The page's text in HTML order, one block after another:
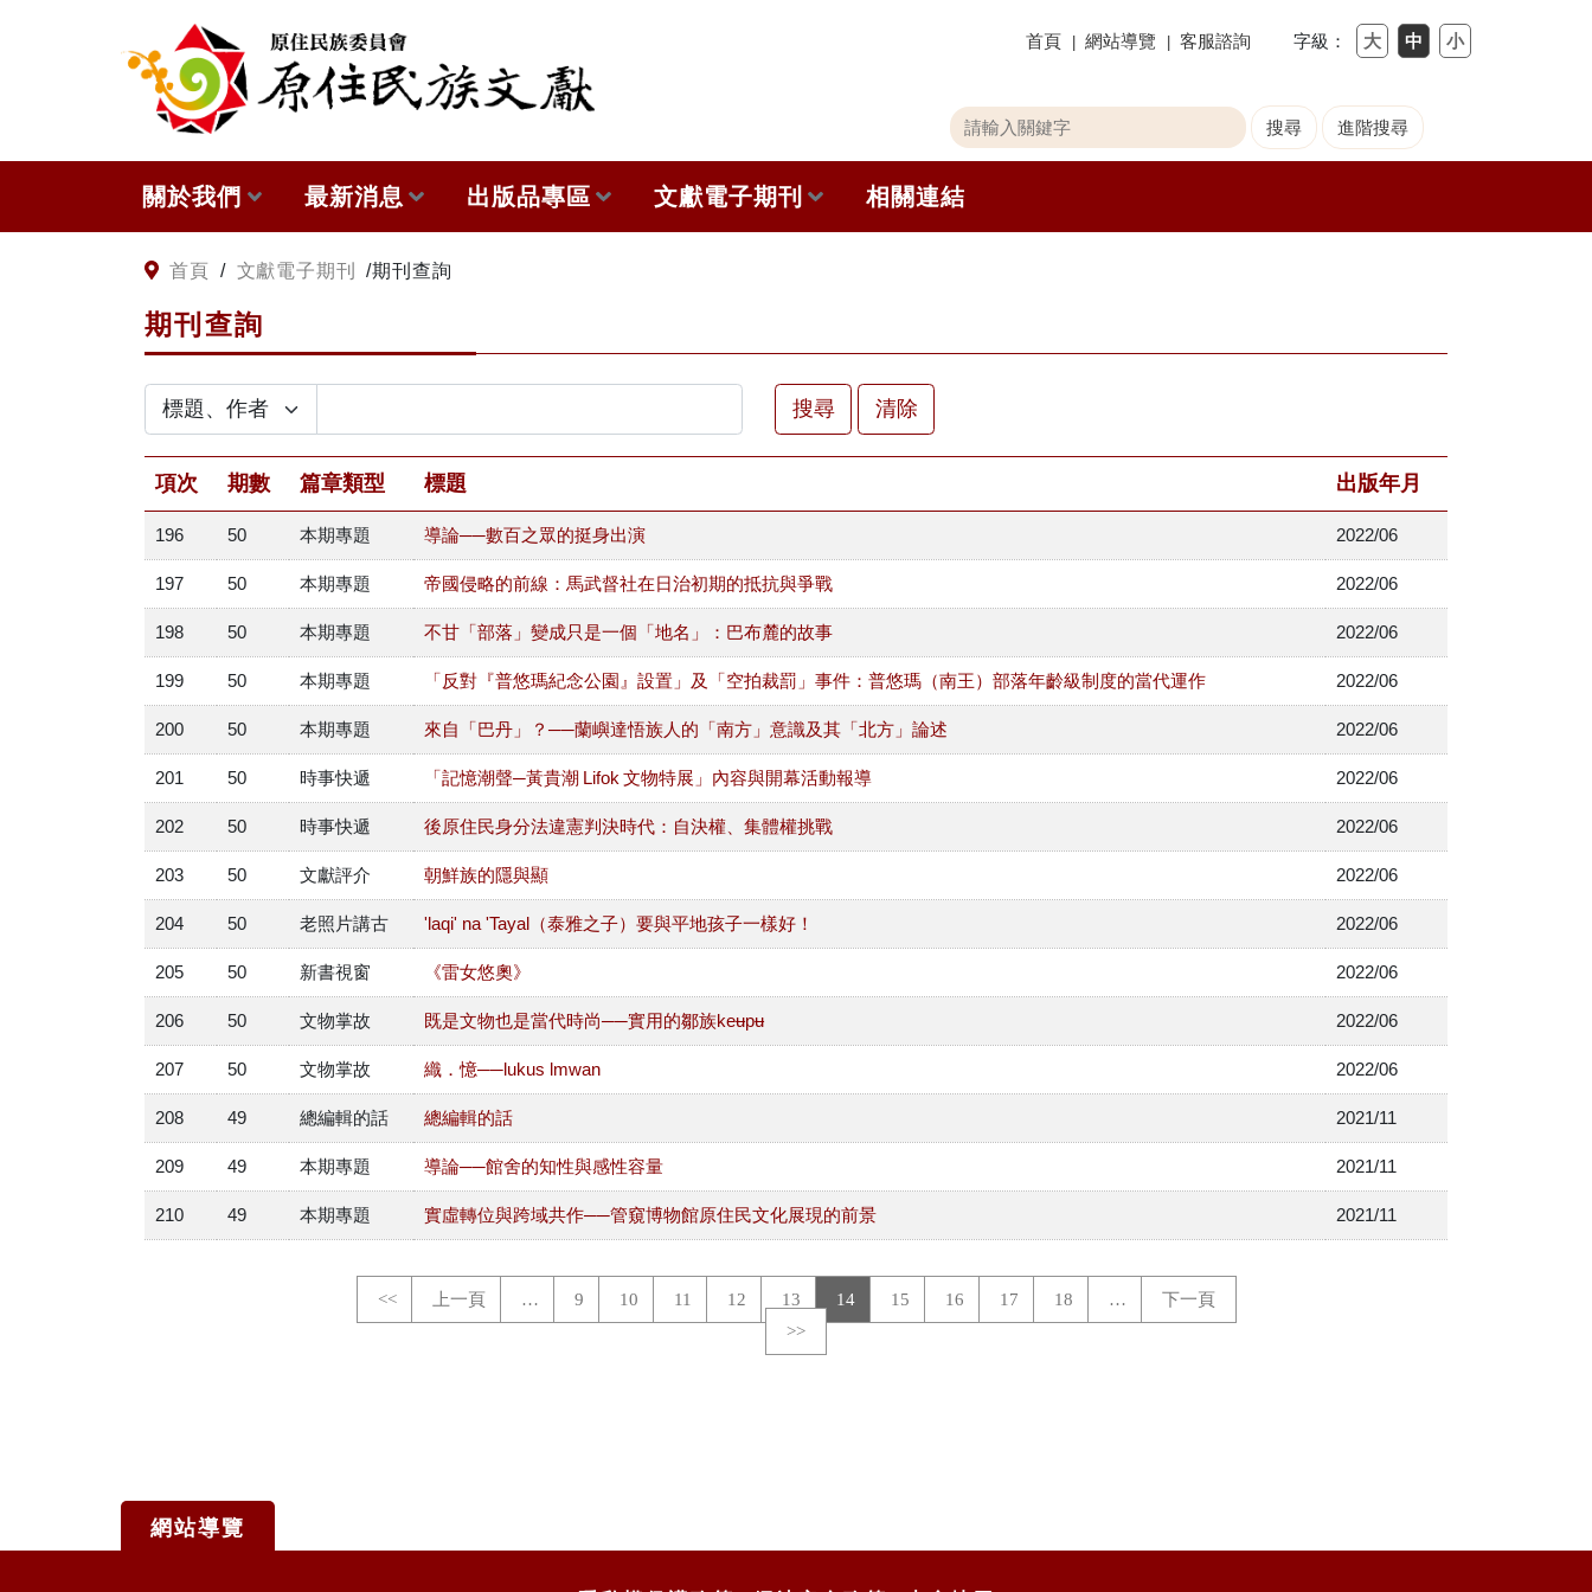
首頁
網站導覽 客服諮詢 字級：
關
鍵
搜
請
輸
關
關於我們
關於原住民族文獻會
原住民族文獻會設置要點
委員介紹
最新消息
網站訊息
出版品專區
出版品查詢
文獻電子期刊
訂閱電子報
相關連結
首頁 / 文獻電子期刊 /期刊查詢
期刊查詢
清除
項次 期數 篇章類型 標題 出版年月
196 50 本期專題 導論──數百之眾的挺身出演 2022/06
197 50 本期專題 帝國侵略的前線：馬武督社在日治初期的抵抗與爭戰 2022/06
198 50 本期專題 不甘「部落」變成只是一個「地名」：巴布麓的故事 2022/06
199 50 本期專題 「反對『普悠瑪紀念公園』設置」及「空拍裁罰」事件：普悠瑪（南王）部落年齡級制度的當代運作 2022/06
200 50 本期專題 來自「巴丹」？──蘭嶼達悟族人的「南方」意識及其「北方」論述 2022/06
201 50 時事快遞 「記憶潮聲─黃貴潮 Lifok 文物特展」內容與開幕活動報導 2022/06
202 50 時事快遞 後原住民身分法違憲判決時代：自決權、集體權挑戰 2022/06
203 50 文獻評介 朝鮮族的隱與顯 2022/06
204 50 老照片講古 'laqi' na 'Tayal（泰雅之子）要與平地孩子一樣好！ 2022/06
205 50 新書視窗 《雷女悠奧》 2022/06
206 50 文物掌故 既是文物也是當代時尚──實用的鄒族keʉpʉ 2022/06
207 50 文物掌故 織．憶──lukus lmwan 2022/06
208 49 總編輯的話 總編輯的話 2021/11
209 49 本期專題 導論──館舍的知性與感性容量 2021/11
210 49 本期專題 實虛轉位與跨域共作──管窺博物館原住民文化展現的前景 2021/11
<< 上一頁 … 9 10 11 12 13 14 15 16 17 18 …
下一頁
>>
網站導覽